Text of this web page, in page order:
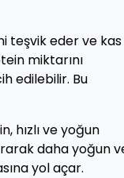
teşvik eder ve kas
miktarını
edilebilir. Bu
hızlı ve yoğun
daha yoğun
yol açar.